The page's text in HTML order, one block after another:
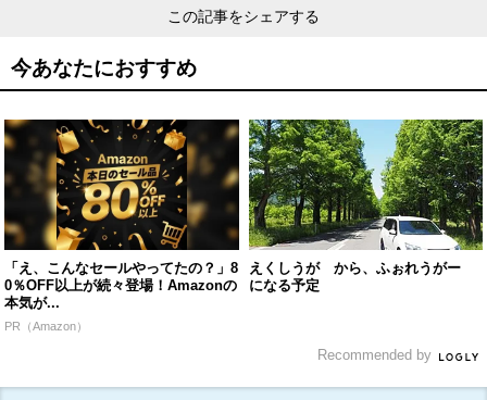
この記事をシェアする
今あなたにおすすめ
「え、こんなセールやってたの？」8
0％OFF以上が続々登場！Amazonの
本気が...
PR（Amazon）
えくしうが から、ふぉれうがー
になる予定
Recommended by